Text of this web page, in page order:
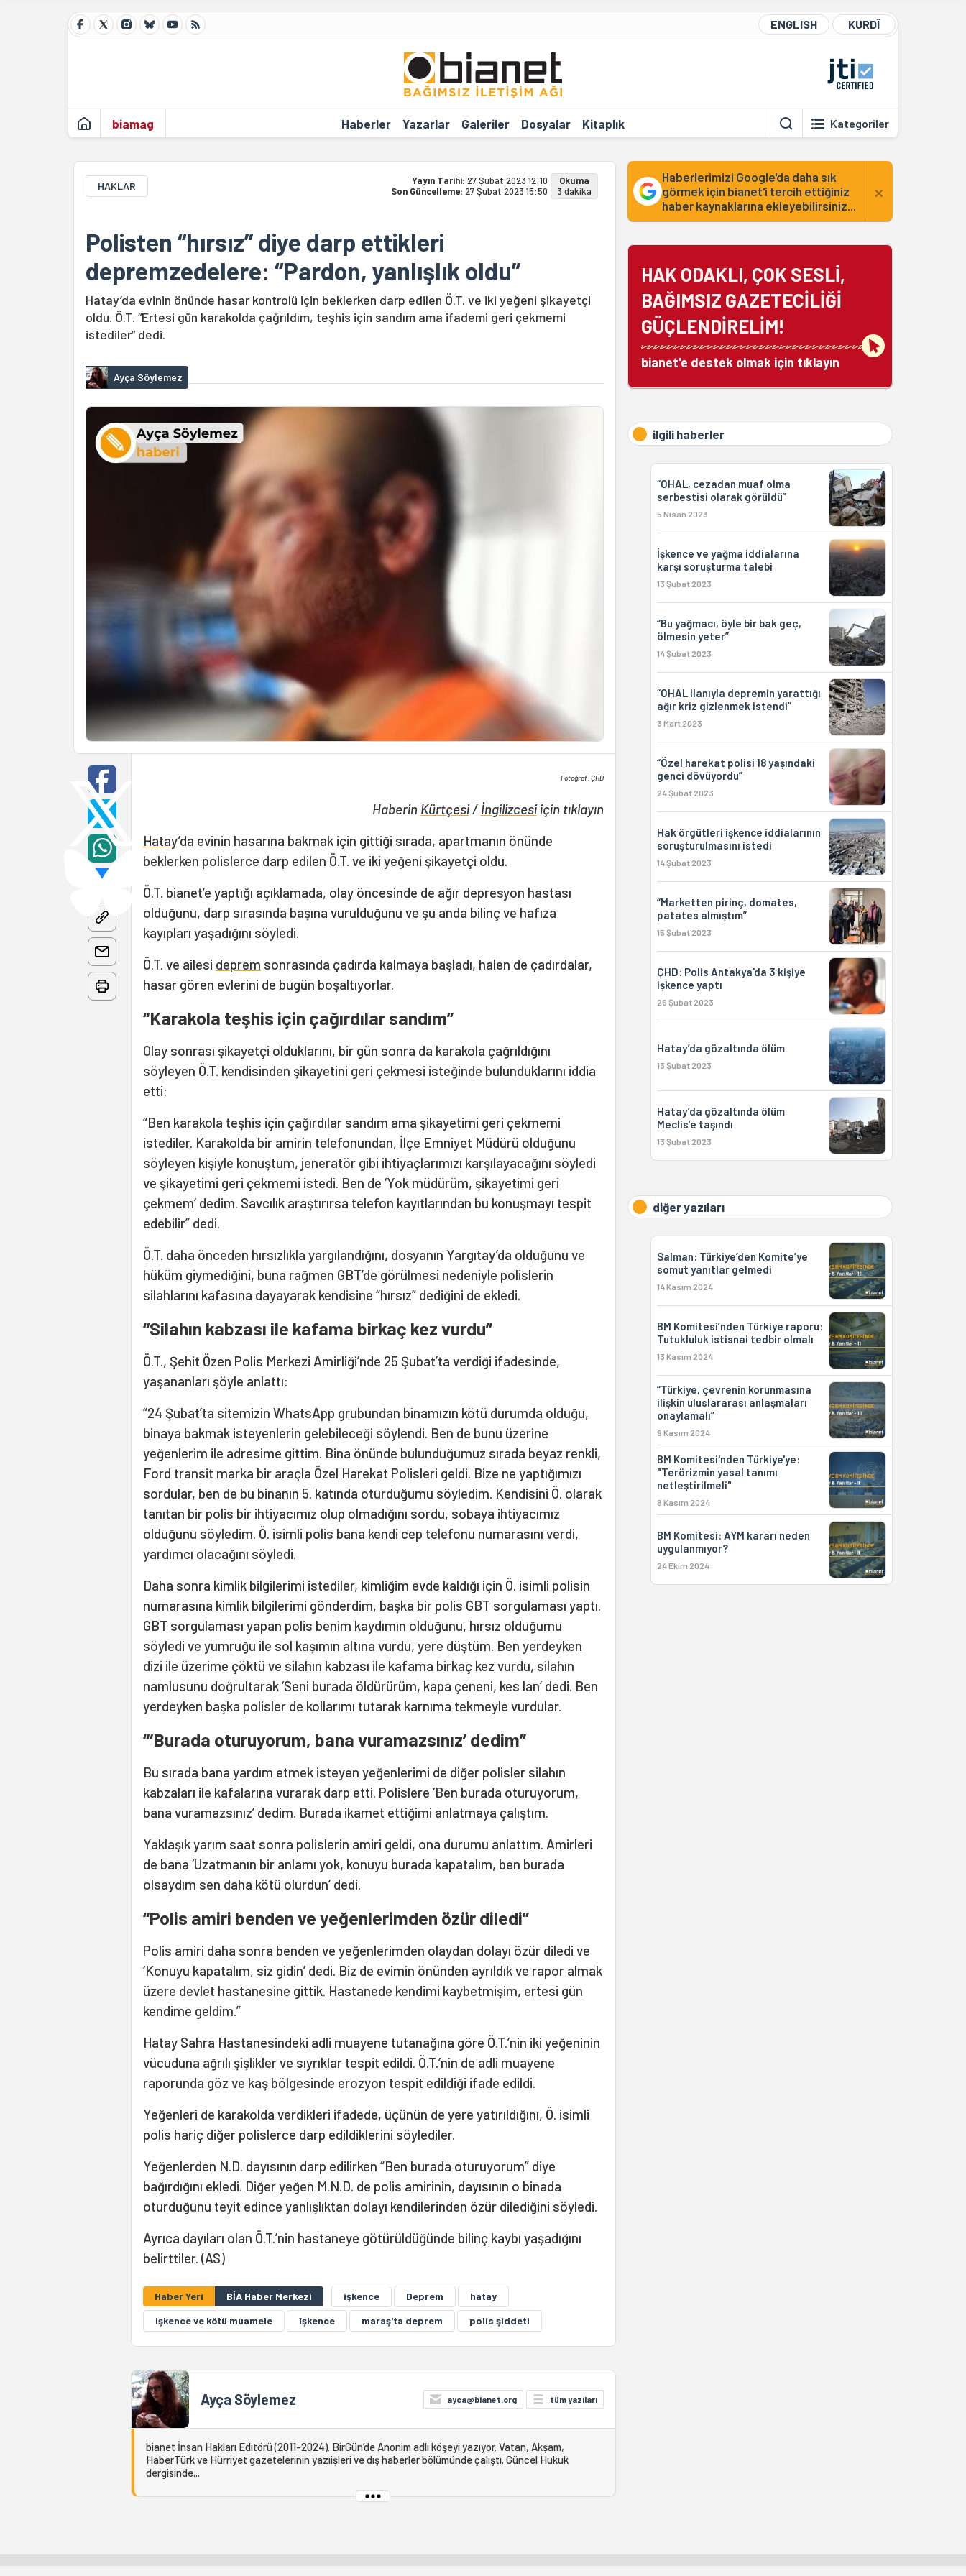
ENGLISH KURDÎ
biamag Haberler Yazarlar Galeriler Dosyalar Kitaplık Kategoriler
HAKLAR Yayın Tarihi: 27 Şubat 2023 12:10
Son Güncelleme: 27 Şubat 2023 15:50
Okuma
3 dakika
Polisten “hırsız” diye darp ettikleri
depremzedelere: “Pardon, yanlışlık oldu”
Hatay’da evinin önünde hasar kontrolü için beklerken darp edilen Ö.T. ve iki yeğeni şikayetçi
oldu. Ö.T. “Ertesi gün karakolda çağrıldım, teşhis için sandım ama ifademi geri çekmemi
istediler” dedi.
Ayça Söylemez
Fotoğraf: ÇHD
Haberin Kürtçesi/ İngilizcesiiçin tıklayın
Hatay’da evinin hasarına bakmak için gittiği sırada, apartmanın önünde
beklerken polislerce darp edilen Ö.T. ve iki yeğeni şikayetçi oldu.
Ö.T. bianet’e yaptığı açıklamada, olay öncesinde de ağır depresyon hastası
olduğunu, darp sırasında başına vurulduğunu ve şu anda bilinç ve hafıza
kayıpları yaşadığını söyledi.
Ö.T. ve ailesi deprem sonrasında çadırda kalmaya başladı, halen de çadırdalar,
hasar gören evlerini de bugün boşaltıyorlar.
“Karakola teşhis için çağırdılar sandım”
Olay sonrası şikayetçi olduklarını, bir gün sonra da karakola çağrıldığını
söyleyen Ö.T. kendisinden şikayetini geri çekmesi isteğinde bulunduklarını iddia
etti:
“Ben karakola teşhis için çağırdılar sandım ama şikayetimi geri çekmemi
istediler. Karakolda bir amirin telefonundan, İlçe Emniyet Müdürü olduğunu
söyleyen kişiyle konuştum, jeneratör gibi ihtiyaçlarımızı karşılayacağını söyledi
ve şikayetimi geri çekmemi istedi. Ben de ‘Yok müdürüm, şikayetimi geri
çekmem’ dedim. Savcılık araştırırsa telefon kayıtlarından bu konuşmayı tespit
edebilir” dedi.
Ö.T. daha önceden hırsızlıkla yargılandığını, dosyanın Yargıtay’da olduğunu ve
hüküm giymediğini, buna rağmen GBT’de görülmesi nedeniyle polislerin
silahlarını kafasına dayayarak kendisine “hırsız” dediğini de ekledi.
“Silahın kabzası ile kafama birkaç kez vurdu”
Ö.T., Şehit Özen Polis Merkezi Amirliği’nde 25 Şubat’ta verdiği ifadesinde,
yaşananları şöyle anlattı:
“24 Şubat’ta sitemizin WhatsApp grubundan binamızın kötü durumda olduğu,
binaya bakmak isteyenlerin gelebileceği söylendi. Ben de bunu üzerine
yeğenlerim ile adresime gittim. Bina önünde bulunduğumuz sırada beyaz renkli,
Ford transit marka bir araçla Özel Harekat Polisleri geldi. Bize ne yaptığımızı
sordular, ben de bu binanın 5. katında oturduğumu söyledim. Kendisini Ö. olarak
tanıtan bir polis bir ihtiyacımız olup olmadığını sordu, sobaya ihtiyacımız
olduğunu söyledim. Ö. isimli polis bana kendi cep telefonu numarasını verdi,
yardımcı olacağını söyledi.
Daha sonra kimlik bilgilerimi istediler, kimliğim evde kaldığı için Ö. isimli polisin
numarasına kimlik bilgilerimi gönderdim, başka bir polis GBT sorgulaması yaptı.
GBT sorgulaması yapan polis benim kaydımın olduğunu, hırsız olduğumu
söyledi ve yumruğu ile sol kaşımın altına vurdu, yere düştüm. Ben yerdeyken
dizi ile üzerime çöktü ve silahın kabzası ile kafama birkaç kez vurdu, silahın
namlusunu doğrultarak ‘Seni burada öldürürüm, kapa çeneni, kes lan’ dedi. Ben
yerdeyken başka polisler de kollarımı tutarak karnıma tekmeyle vurdular.
“‘Burada oturuyorum, bana vuramazsınız’ dedim”
Bu sırada bana yardım etmek isteyen yeğenlerimi de diğer polisler silahın
kabzaları ile kafalarına vurarak darp etti. Polislere ‘Ben burada oturuyorum,
bana vuramazsınız’ dedim. Burada ikamet ettiğimi anlatmaya çalıştım.
Yaklaşık yarım saat sonra polislerin amiri geldi, ona durumu anlattım. Amirleri
de bana ‘Uzatmanın bir anlamı yok, konuyu burada kapatalım, ben burada
olsaydım sen daha kötü olurdun’ dedi.
“Polis amiri benden ve yeğenlerimden özür diledi”
Polis amiri daha sonra benden ve yeğenlerimden olaydan dolayı özür diledi ve
‘Konuyu kapatalım, siz gidin’ dedi. Biz de evimin önünden ayrıldık ve rapor almak
üzere devlet hastanesine gittik. Hastanede kendimi kaybetmişim, ertesi gün
kendime geldim.”
Hatay Sahra Hastanesindeki adli muayene tutanağına göre Ö.T.’nin iki yeğeninin
vücuduna ağrılı şişlikler ve sıyrıklar tespit edildi. Ö.T.’nin de adli muayene
raporunda göz ve kaş bölgesinde erozyon tespit edildiği ifade edildi.
Yeğenleri de karakolda verdikleri ifadede, üçünün de yere yatırıldığını, Ö. isimli
polis hariç diğer polislerce darp edildiklerini söylediler.
Yeğenlerden N.D. dayısının darp edilirken “Ben burada oturuyorum” diye
bağırdığını ekledi. Diğer yeğen M.N.D. de polis amirinin, dayısının o binada
oturduğunu teyit edince yanlışlıktan dolayı kendilerinden özür dilediğini söyledi.
Ayrıca dayıları olan Ö.T.’nin hastaneye götürüldüğünde bilinç kaybı yaşadığını
belirttiler. (AS)
Haber Yeri BİA Haber Merkezi işkence Deprem
hatay
işkence ve kötü muamele
îşkence maraş'ta deprem polis şiddeti
Ayça Söylemez ayca@bianet.org tüm yazıları
bianet İnsan Hakları Editörü (2011-2024). BirGün’de Anonim adlı köşeyi yazıyor. Vatan, Akşam,
HaberTürk ve Hürriyet gazetelerinin yazıişleri ve dış haberler bölümünde çalıştı. Güncel Hukuk
dergisinde...
Haberlerimizi Google'da daha sık
görmek için bianet'i tercih ettiğiniz
haber kaynaklarına ekleyebilirsiniz...
×
HAK ODAKLI, ÇOK SESLİ,
BAĞIMSIZ GAZETECİLİĞİ
GÜÇLENDİRELİM!
bianet'e destek olmak için tıklayın
ilgili haberler
“OHAL, cezadan muaf olma
serbestisi olarak görüldü”
5 Nisan 2023
İşkence ve yağma iddialarına
karşı soruşturma talebi
13 Şubat 2023
“Bu yağmacı, öyle bir bak geç,
ölmesin yeter”
14 Şubat 2023
“OHAL ilanıyla depremin yarattığı
ağır kriz gizlenmek istendi”
3 Mart 2023
“Özel harekat polisi 18 yaşındaki
genci dövüyordu”
24 Şubat 2023
Hak örgütleri işkence iddialarının
soruşturulmasını istedi
14 Şubat 2023
“Marketten pirinç, domates,
patates almıştım”
15 Şubat 2023
ÇHD: Polis Antakya'da 3 kişiye
işkence yaptı
26 Şubat 2023
Hatay’da gözaltında ölüm
13 Şubat 2023
Hatay’da gözaltında ölüm
Meclis’e taşındı
13 Şubat 2023
diğer yazıları
Salman: Türkiye’den Komite’ye
somut yanıtlar gelmedi
14 Kasım 2024
BM Komitesi’nden Türkiye raporu:
Tutukluluk istisnai tedbir olmalı
13 Kasım 2024
“Türkiye, çevrenin korunmasına
ilişkin uluslararası anlaşmaları
onaylamalı”
9 Kasım 2024
BM Komitesi'nden Türkiye'ye:
"Terörizmin yasal tanımı
netleştirilmeli"
8 Kasım 2024
BM Komitesi: AYM kararı neden
uygulanmıyor?
24 Ekim 2024